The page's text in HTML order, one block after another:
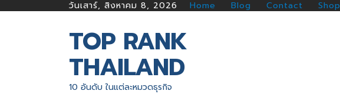
วันเสาร์, สิงหาคม 8, 2026 Home Blog Contact Shop
TOP RANK
THAILAND
10 อันดับ ในแต่ละหมวดธุรกิจ